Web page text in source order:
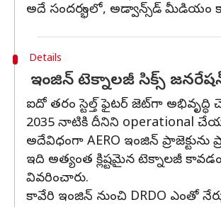
అదే సందర్భంలో, అడ్వాన్స్‌డ్‌ మీడియం
Details
ఇంజిన్‌ టెక్నాలజీ సిక్స్‌ జనరేషన్‌
ఐదో తరం స్టెల్త్‌ ఫైటర్‌ జెట్‌గా
2035 నాటికి దీనిని operational
అదేవిధంగా AERO ఇంజిన్‌
ఇది అత్యంత క్లిష్టమైన టెక్నాలజీ
వివరించారు.
కావేరి ఇంజిన్‌ నుంచి DRDO ఎంతో